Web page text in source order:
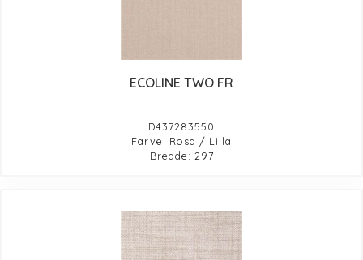
ECOLINE TWO FR
D437283550
Farve: Rosa / Lilla
Bredde: 297